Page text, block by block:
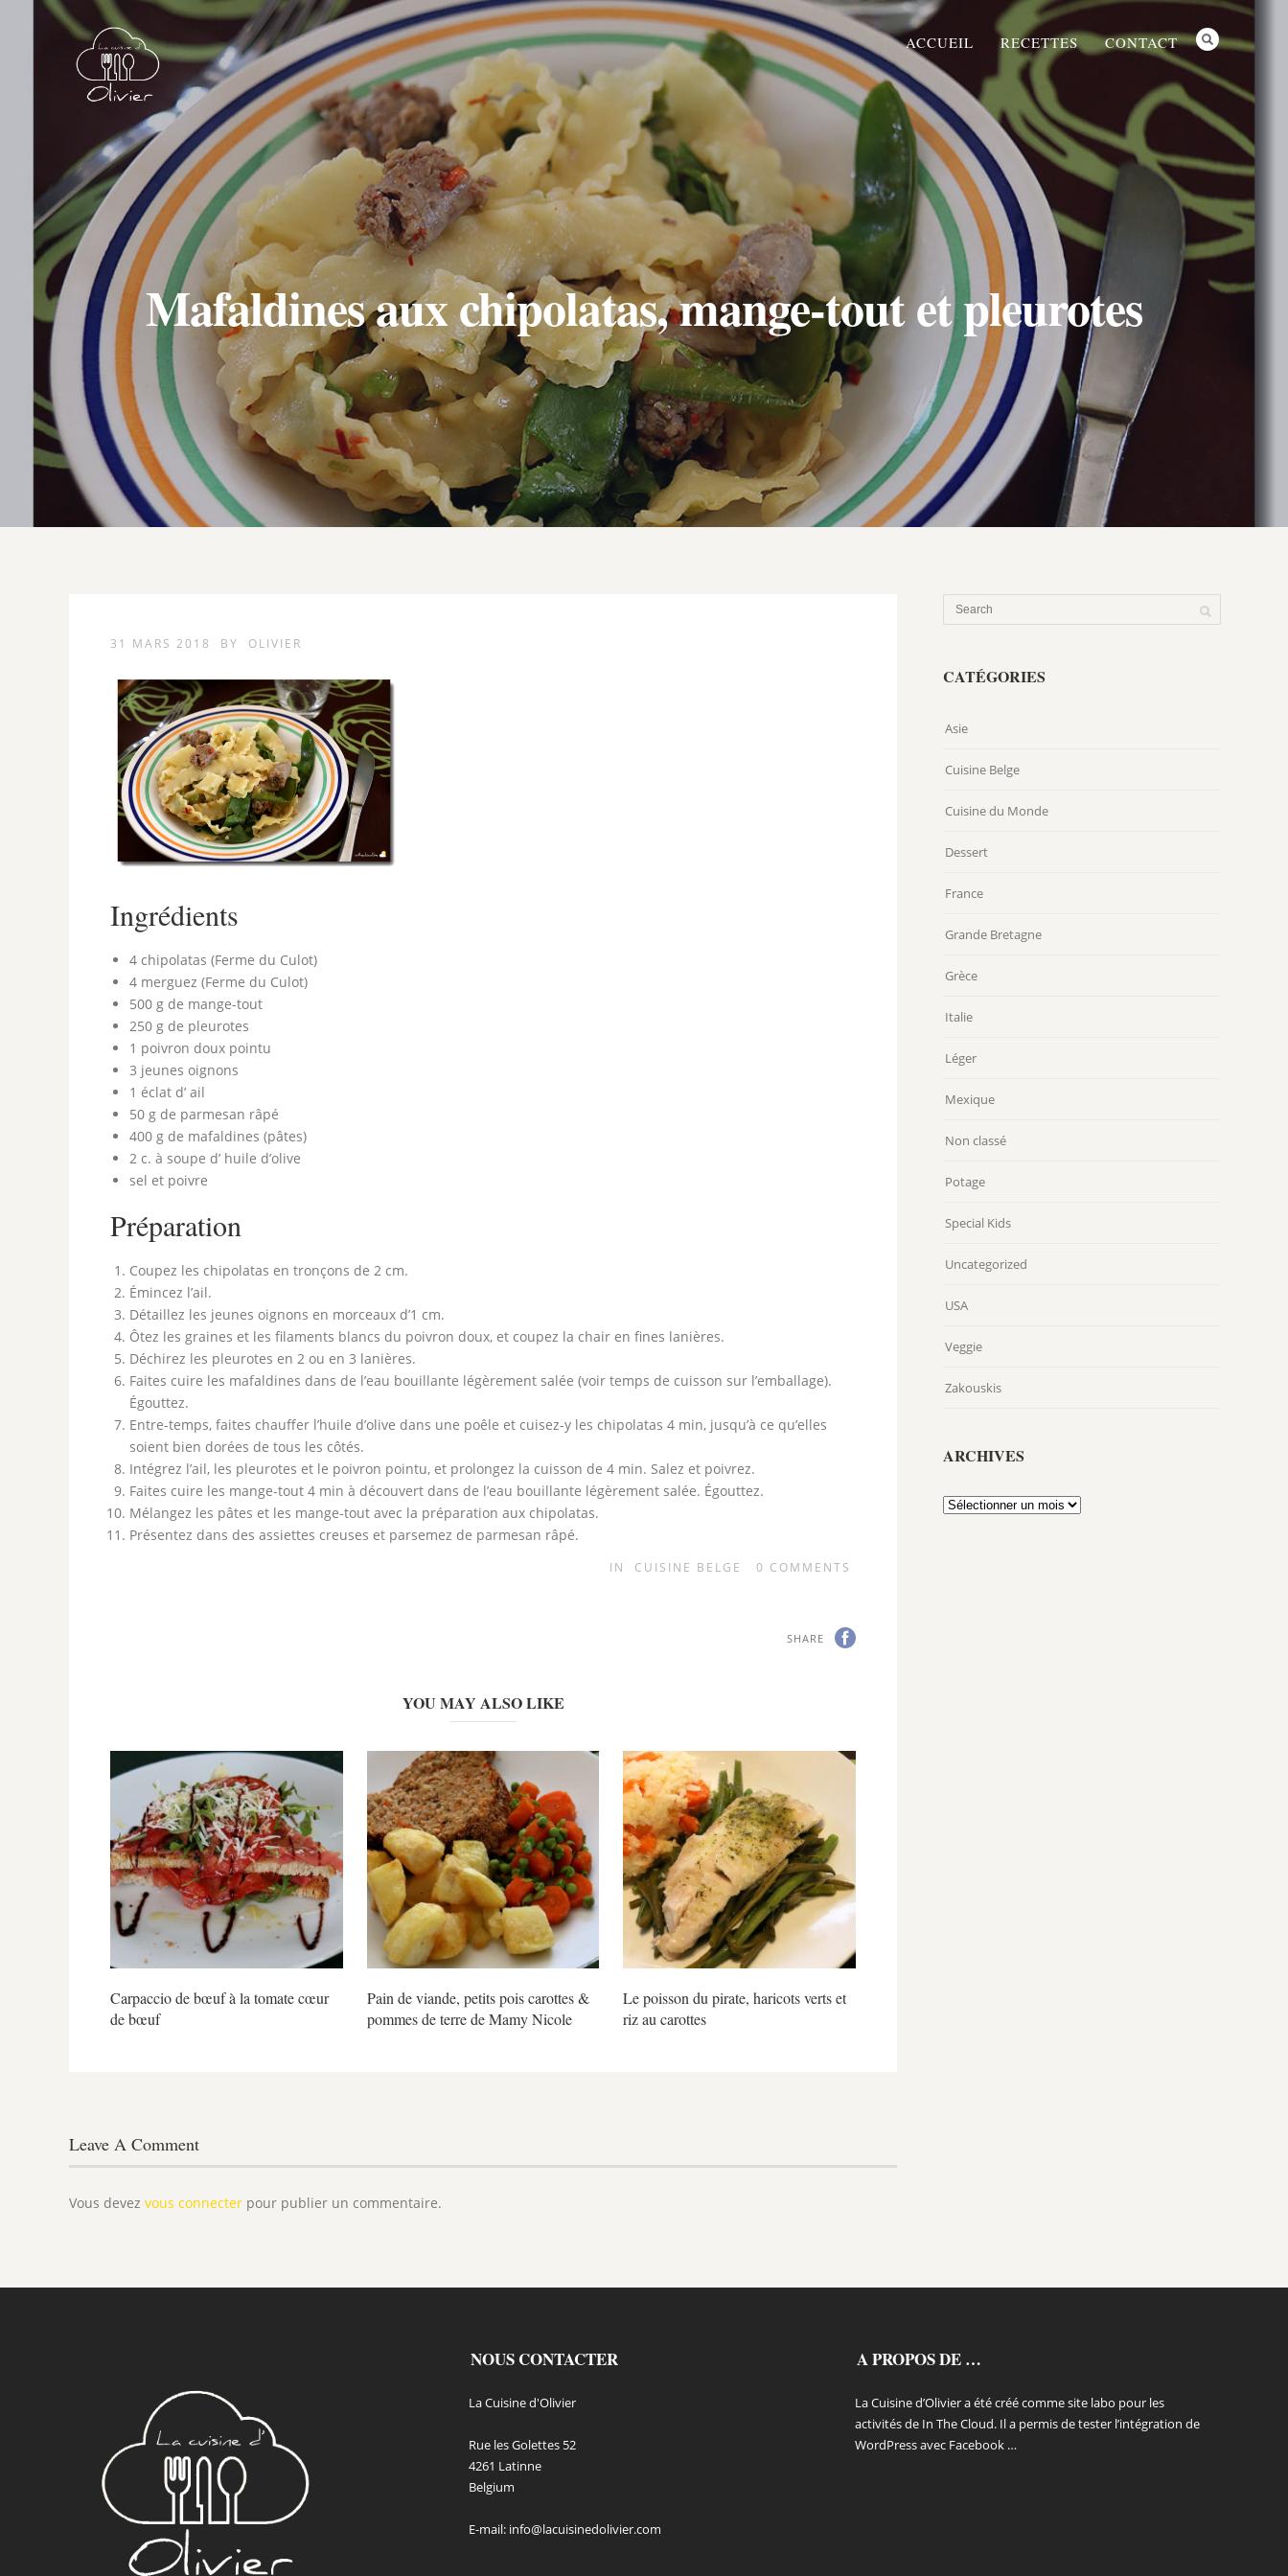
ACCUEIL RECETTES CONTACT
Mafaldines aux chipolatas, mange-tout et pleurotes
31 MARS 2018 BY OLIVIER
Ingrédients
4 chipolatas (Ferme du Culot)
4 merguez (Ferme du Culot)
500 g de mange-tout
250 g de pleurotes
1 poivron doux pointu
3 jeunes oignons
1 éclat d’ ail
50 g de parmesan râpé
400 g de mafaldines (pâtes)
2 c. à soupe d’ huile d’olive
sel et poivre
Préparation
Coupez les chipolatas en tronçons de 2 cm.
Émincez l’ail.
Détaillez les jeunes oignons en morceaux d’1 cm.
Ôtez les graines et les filaments blancs du poivron doux, et coupez la chair en fines lanières.
Déchirez les pleurotes en 2 ou en 3 lanières.
Faites cuire les mafaldines dans de l’eau bouillante légèrement salée (voir temps de cuisson sur l’emballage).
Égouttez.
Entre-temps, faites chauffer l’huile d’olive dans une poêle et cuisez-y les chipolatas 4 min, jusqu’à ce qu’elles
soient bien dorées de tous les côtés.
Intégrez l’ail, les pleurotes et le poivron pointu, et prolongez la cuisson de 4 min. Salez et poivrez.
Faites cuire les mange-tout 4 min à découvert dans de l’eau bouillante légèrement salée. Égouttez.
Mélangez les pâtes et les mange-tout avec la préparation aux chipolatas.
Présentez dans des assiettes creuses et parsemez de parmesan râpé.
IN CUISINE BELGE 0 COMMENTS
SHARE
YOU MAY ALSO LIKE
Carpaccio de bœuf à la tomate cœur
de bœuf
Pain de viande, petits pois carottes &
pommes de terre de Mamy Nicole
Le poisson du pirate, haricots verts et
riz au carottes
Leave A Comment
Vous devez vous connecter pour publier un commentaire.
CATÉGORIES
Asie
Cuisine Belge
Cuisine du Monde
Dessert
France
Grande Bretagne
Grèce
Italie
Léger
Mexique
Non classé
Potage
Special Kids
Uncategorized
USA
Veggie
Zakouskis
ARCHIVES
Archives
NOUS CONTACTER
La Cuisine d'Olivier
Rue les Golettes 52
4261 Latinne
Belgium
E-mail: info@lacuisinedolivier.com
A PROPOS DE …
La Cuisine d’Olivier a été créé comme site labo pour les
activités de In The Cloud. Il a permis de tester l’intégration de
WordPress avec Facebook …